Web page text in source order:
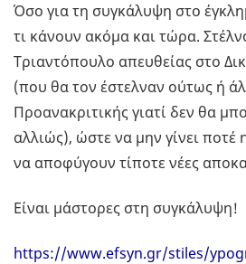
Όσο για τη συγκάλυψη στο
τι κάνουν ακόμα και τώρα.
Τριαντόπουλο απευθείας στο
(που θα τον έστελναν ούτως ή
Προανακριτικής γιατί δεν θα
αλλιώς), ώστε να μην γίνει ποτέ
να αποφύγουν τίποτε νέες
Είναι μάστορες στη συγκάλυψη!
https://www.efsyn.gr/stiles/